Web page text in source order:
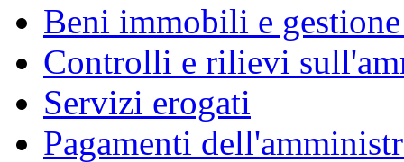
Beni immobili e
Controlli e rilievi
Servizi erogati
Pagamenti